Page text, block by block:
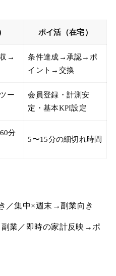
ポイ活（在宅）
→
条件達成→承認→ポ
イント→交換
ー
会員登録・計測安
定・基本KPI設定
分
5〜15分の細切れ時間
／集中×週末→副業向き
業／即時の家計反映→ポ